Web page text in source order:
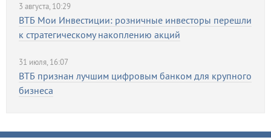
3 августа, 10:29
ВТБ Мои Инвестиции: розничные инвесторы перешли
к стратегическому накоплению акций
31 июля, 16:07
ВТБ признан лучшим цифровым банком для крупного
бизнеса